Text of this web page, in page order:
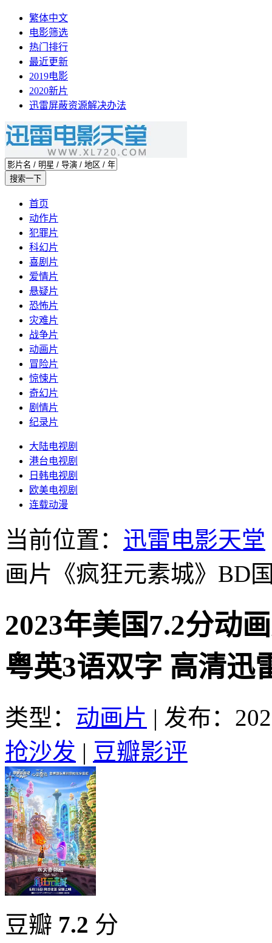
繁体中文
电影筛选
热门排行
最近更新
2019电影
2020新片
迅雷屏蔽资源解决办法
首页
动作片
犯罪片
科幻片
喜剧片
爱情片
悬疑片
恐怖片
灾难片
战争片
动画片
冒险片
惊悚片
奇幻片
剧情片
纪录片
大陆电视剧
港台电视剧
日韩电视剧
欧美电视剧
连载动漫
当前位置： 迅雷电影天堂
画片《疯狂元素城》BD
2023年美国7.2分动
粤英3语双字 高清迅
类型： 动画片 | 发布：
抢沙发 | 豆瓣影评
豆瓣 7.2 分